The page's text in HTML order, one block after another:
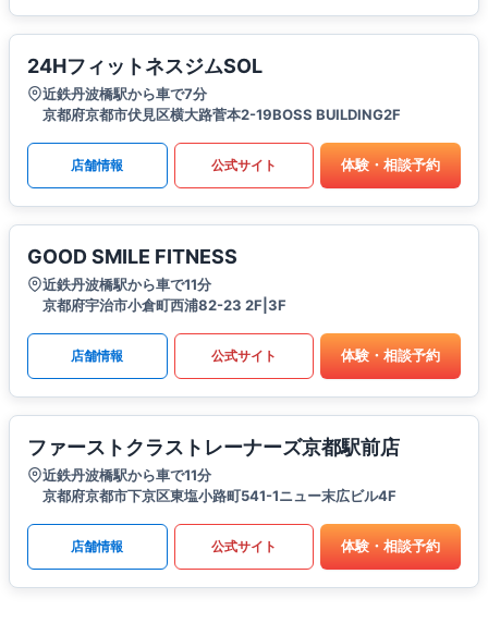
24HフィットネスジムSOL
近鉄丹波橋駅から車で7分
京都府京都市伏見区横大路菅本2-19BOSS BUILDING2F
店舗情報 公式サイト 体験・相談予約
GOOD SMILE FITNESS
近鉄丹波橋駅から車で11分
京都府宇治市小倉町西浦82-23 2F|3F
店舗情報 公式サイト 体験・相談予約
ファーストクラストレーナーズ京都駅前店
近鉄丹波橋駅から車で11分
京都府京都市下京区東塩小路町541-1ニュー末広ビル4F
店舗情報 公式サイト 体験・相談予約